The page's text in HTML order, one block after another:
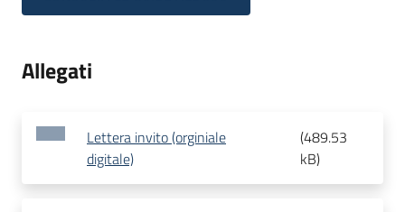
Allegati
Lettera invito (orginiale
digitale)
(489.53
kB)